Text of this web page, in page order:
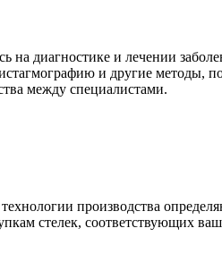
диагностике и лечении
и другие методы,
между специалистами.
производства
стелек, соответствующих